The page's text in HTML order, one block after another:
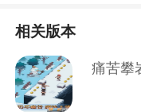
首先，得说说这偷
相关版本
痛苦攀